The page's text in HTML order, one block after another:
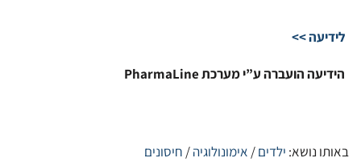
לידיעה >>
הידיעה הועברה ע”י מערכת PharmaLine
באותו נושא: ילדים/אימונולוגיה/חיסונים